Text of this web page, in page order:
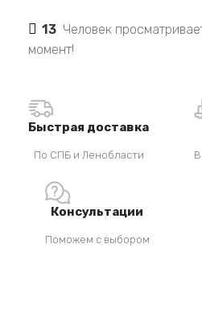
13 Человек
момент!
Быстрая доставка
По СПБ и Ленобласти
Консультации
Поможем с выбором